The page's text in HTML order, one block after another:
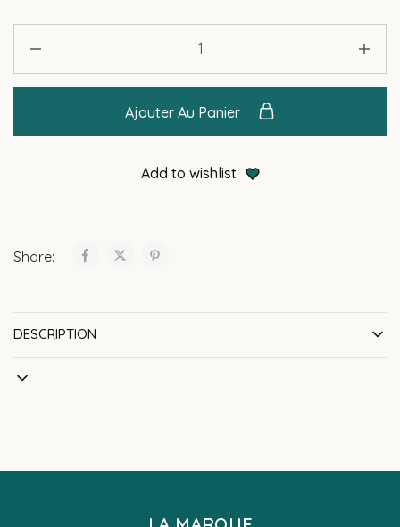
Ajouter Au Panier
Add to wishlist
Share:
DESCRIPTION